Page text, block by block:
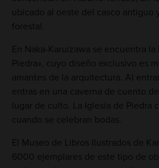
ubicado al oeste del casco antiguo
forestal.
En Naka-Karuizawa se encuentra
Piedra», cuyo diseño exclusivo es
amantes de la arquitectura. Al
entras en una caverna de cuento
lugar de culto. La Iglesia de Piedra
cuando se celebran bodas.
El Museo de Libros Ilustrados de
6000 ejemplares de este tipo de